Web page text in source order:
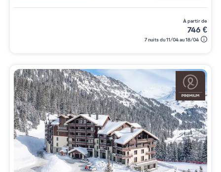
à partir de
746 €
7 nuits du 11/04 au 18/04